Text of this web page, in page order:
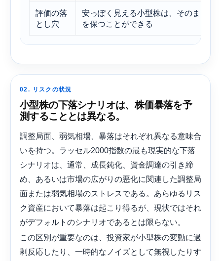
評価の落
とし穴
安っぽく見える小型株は、そのまま安
を保つことができる
02. リスクの状況
小型株の下落シナリオは、株価暴落を予
測することとは異なる。
調整局面、弱気相場、暴落はそれぞれ異なる意味合
いを持つ。ラッセル2000指数の最も現実的な下落
シナリオは、通常、成長鈍化、資金調達の引き締
め、あるいは市場の広がりの悪化に関連した調整局
面または弱気相場のストレスである。あらゆるリス
ク資産において暴落は起こり得るが、現状ではそれ
がデフォルトのシナリオであるとは限らない。
この区別が重要なのは、投資家が小型株の変動に過
剰反応したり、一時的なノイズとして無視したりす